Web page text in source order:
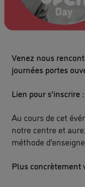
Venez nous
journées portes
Lien pour s'inscrire :
Au cours de cet
notre centre et
méthode
Plus concrètement